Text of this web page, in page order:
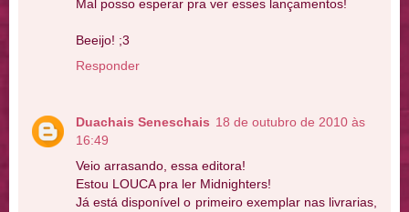
Mal posso esperar pra ver esses lançamentos!
Beeijo! ;3
Responder
Duachais Seneschais 18 de outubro de 2010 às
16:49
Veio arrasando, essa editora!
Estou LOUCA pra ler Midnighters!
Já está disponível o primeiro exemplar nas livrarias,